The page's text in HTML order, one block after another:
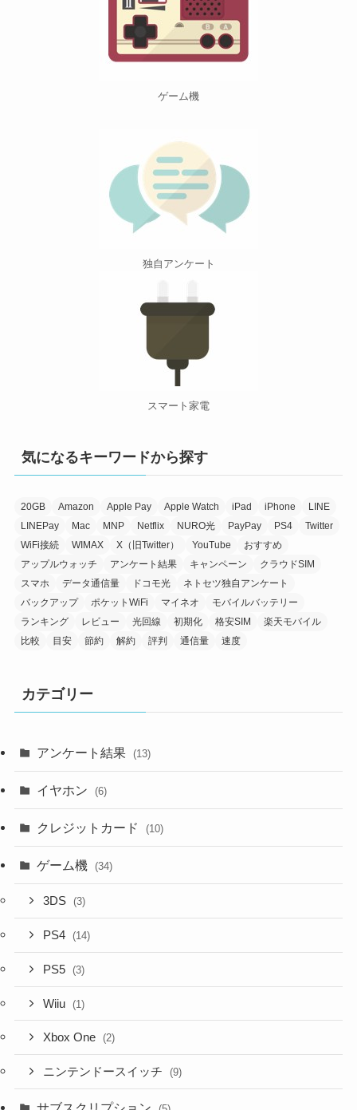
ゲーム機
独自アンケート
スマート家電
気になるキーワードから探す
20GB Amazon Apple Pay Apple Watch iPad iPhone
LINE
LINEPay
Mac MNP Netflix NURO光 PayPay PS4
Twitter
WiFi接続
WIMAX X（旧Twitter） YouTube
おすすめ
アップルウォッチ
アンケート結果 キャンペーン
クラウドSIM
スマホ
データ通信量 ドコモ光
ネトセツ独自アンケート
バックアップ
ポケットWiFi マイネオ
モバイルバッテリー
ランキング
レビュー 光回線 初期化 格安SIM
楽天モバイル
比較
目安 節約 解約 評判 通信量 速度
カテゴリー
アンケート結果 (13)
イヤホン (6)
クレジットカード (10)
ゲーム機 (34)
3DS (3)
PS4 (14)
PS5 (3)
Wiiu (1)
Xbox One (2)
ニンテンドースイッチ (9)